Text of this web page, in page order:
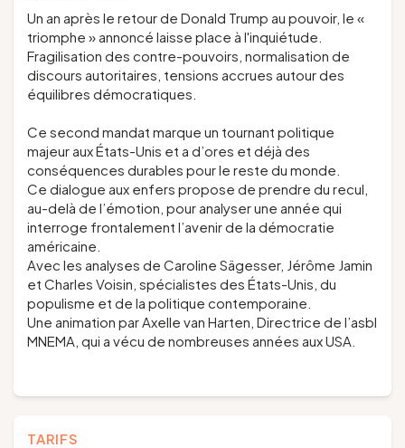
Un an après le retour de Donald Trump au pouvoir, le «
triomphe » annoncé laisse place à l'inquiétude.
Fragilisation des contre-pouvoirs, normalisation de
discours autoritaires, tensions accrues autour des
équilibres démocratiques.
Ce second mandat marque un tournant politique
majeur aux États-Unis et a d’ores et déjà des
conséquences durables pour le reste du monde.
Ce dialogue aux enfers propose de prendre du recul,
au-delà de l’émotion, pour analyser une année qui
interroge frontalement l’avenir de la démocratie
américaine.
Avec les analyses de Caroline Sägesser, Jérôme Jamin
et Charles Voisin, spécialistes des États-Unis, du
populisme et de la politique contemporaine.
Une animation par Axelle van Harten, Directrice de l’asbl
MNEMA, qui a vécu de nombreuses années aux USA.
TARIFS